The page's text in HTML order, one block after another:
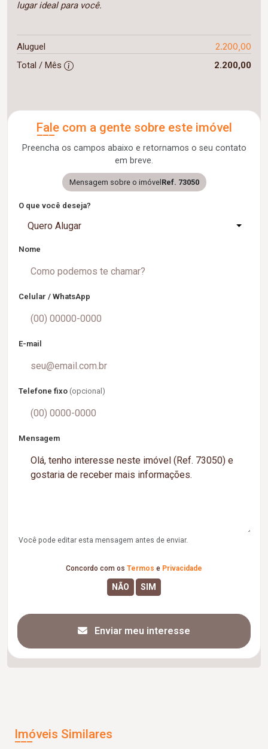
lugar ideal para você.
Aluguel 2.200,00
Total / Mês 2.200,00
Fale com a gente sobre este imóvel
Preencha os campos abaixo e retornamos o seu contato
em breve.
Mensagem sobre o imóvelRef. 73050
O que você deseja?
Quero Alugar
Nome
Celular / WhatsApp
E-mail
Telefone fixo (opcional)
Mensagem
Você pode editar esta mensagem antes de enviar.
Concordo com os Termos e Privacidade
Enviar meu interesse
Imóveis Similares